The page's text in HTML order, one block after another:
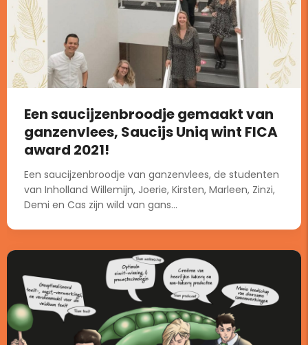
Een saucijzenbroodje gemaakt van
ganzenvlees, Saucijs Uniq wint FICA
award 2021!
Een saucijzenbroodje van ganzenvlees, de studenten
van Inholland Willemijn, Joerie, Kirsten, Marleen, Zinzi,
Demi en Cas zijn wild van gans...